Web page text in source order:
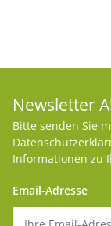
Newsletter
Bitte senden Sie
Informationen zu
Email-Adresse